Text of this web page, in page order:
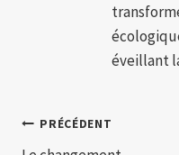
éveillant
Navigation
PRÉCÉDENT